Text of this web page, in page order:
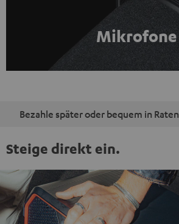
Mikrofone
Bezahle später oder bequem in Raten
Steige direkt ein.